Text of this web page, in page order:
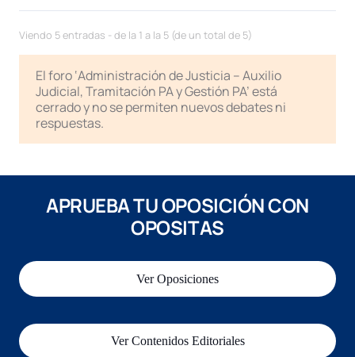
Viendo 5 entradas - de la 1 a la 5 (de un total de 5)
El foro ‘Administración de Justicia – Auxilio
Judicial, Tramitación PA y Gestión PA’ está
cerrado y no se permiten nuevos debates ni
respuestas.
APRUEBA TU OPOSICIÓN CON
OPOSITAS
Ver Oposiciones
Ver Contenidos Editoriales